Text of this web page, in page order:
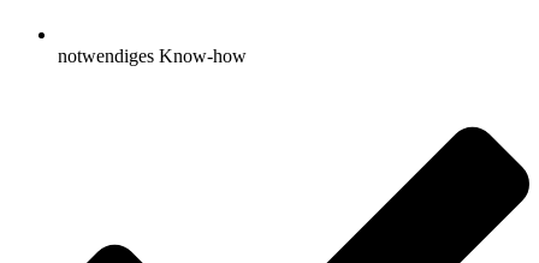
notwendiges Know-how